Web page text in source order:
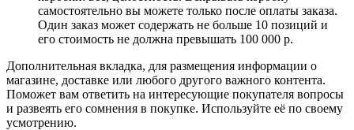
самостоятельно вы можете только после оплаты заказа.
Один заказ может содержать не больше 10 позиций и
его стоимость не должна превышать 100 000 р.
Дополнительная вкладка, для размещения информации о
магазине, доставке или любого другого важного контента.
Поможет вам ответить на интересующие покупателя вопросы
и развеять его сомнения в покупке. Используйте её по своему
усмотрению.